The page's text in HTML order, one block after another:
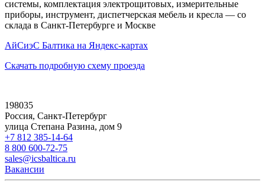
системы, комплектация электрощитовых, измерительные
приборы, инструмент, диспетчерская мебель и кресла — со
склада в Санкт-Петербурге и Москве
АйСиэС Балтика на Яндекс-картах
Скачать подробную схему проезда
198035
Россия, Санкт-Петербург
улица Степана Разина, дом 9
+7 812 385-14-64
8 800 600-72-75
sales@icsbaltica.ru
Вакансии